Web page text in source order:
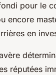
pour le
encore
en
réputées